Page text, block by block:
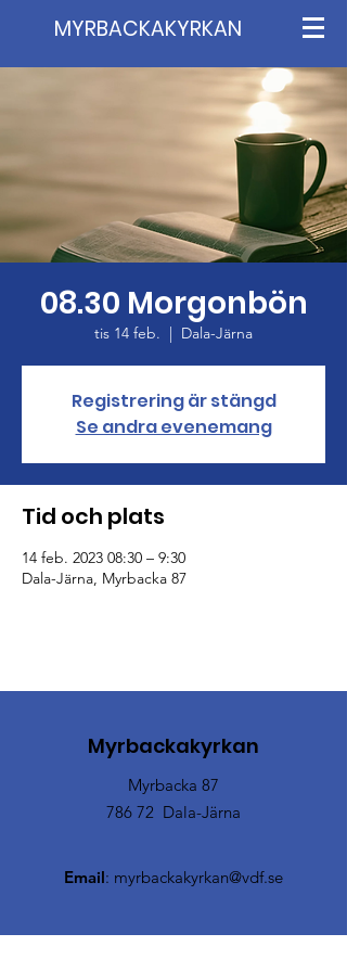
MYRBACKAKYRKAN
08.30 Morgonbön
tis 14 feb.
  |
Dala-Järna
Registrering är stängd
Se andra evenemang
Tid och plats
14 feb. 2023 08:30 – 9:30
Dala-Järna, Myrbacka 87
Myrbackakyrkan
Myrbacka 87
786 72 Dala-Järna
Email: myrbackakyrkan@vdf.se